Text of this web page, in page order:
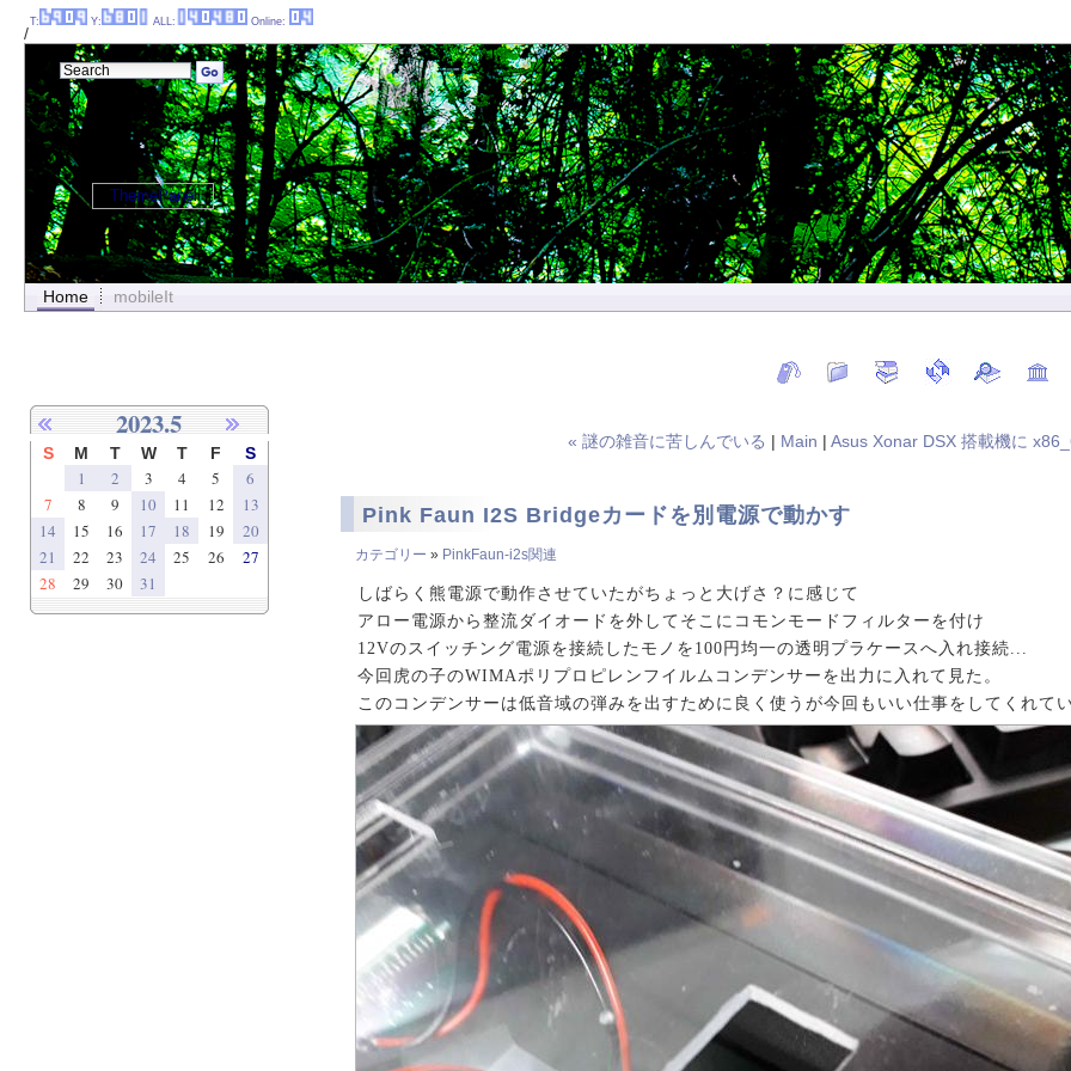
/
Home mobileIt
« 謎の雑音に苦しんでいる | Main | Asus Xonar DSX 搭載機に
Pink Faun I2S Bridgeカードを別電源で動かす
カテゴリー » PinkFaun-i2s関連
しばらく熊電源で動作させていたがちょっと大げさ？に感じて
アロー電源から整流ダイオードを外してそこにコモンモードフィルターを付け
12Vのスイッチング電源を接続したモノを100円均一の透明プラケースへ入れ接続...
今回虎の子のWIMAポリプロピレンフイルムコンデンサーを出力に入れて見た。
このコンデンサーは低音域の弾みを出すために良く使うが今回もいい仕事をしてくれて
2023.5
S M T W T F S
1 2 3 4 5
6
7
8 9 10 11 12
13
14
15 16 17 18 19
20
21
22 23 24 25 26
27
28
29 30 31
T: Y: ALL: Online:
ThemePanel